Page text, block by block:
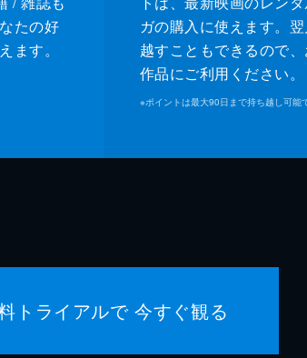
たの好
ます。
ガの購入に使えます。
越すこともできるので
作品にご利用ください。
※ポイントは最大90日まで持ち越し可能で
トライアルで 今すぐ観る